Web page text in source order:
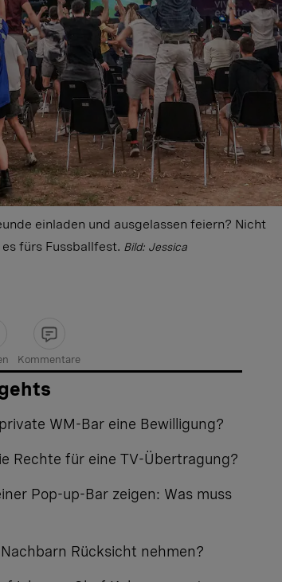
einladen und ausgelassen feiern? Nicht
fürs Fussballfest. Bild: Jessica
Kommentare
WM-Bar eine Bewilligung?
Rechte für eine TV-Übertragung?
Pop-up-Bar zeigen: Was muss
Rücksicht nehmen?